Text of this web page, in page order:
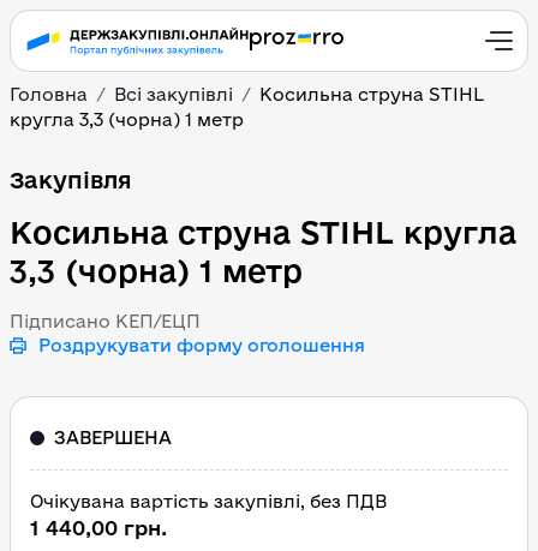
Головна Всі закупівлі
Косильна струна STIHL
кругла 3,3 (чорна) 1 метр
Косильна струна
Закупівля
Косильна струна STIHL кругла
3,3 (чорна) 1 метр
Підписано КЕП/ЕЦП
Роздрукувати форму оголошення
ЗАВЕРШЕНА
Очікувана вартість закупівлі, без ПДВ
1 440,00 грн.